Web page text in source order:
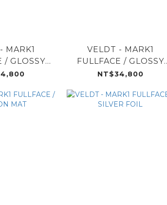
MARK1
/ GLOSSY
VELDT - MARK1
FULLFACE / GLOSSY
SILVER
NT$34,800